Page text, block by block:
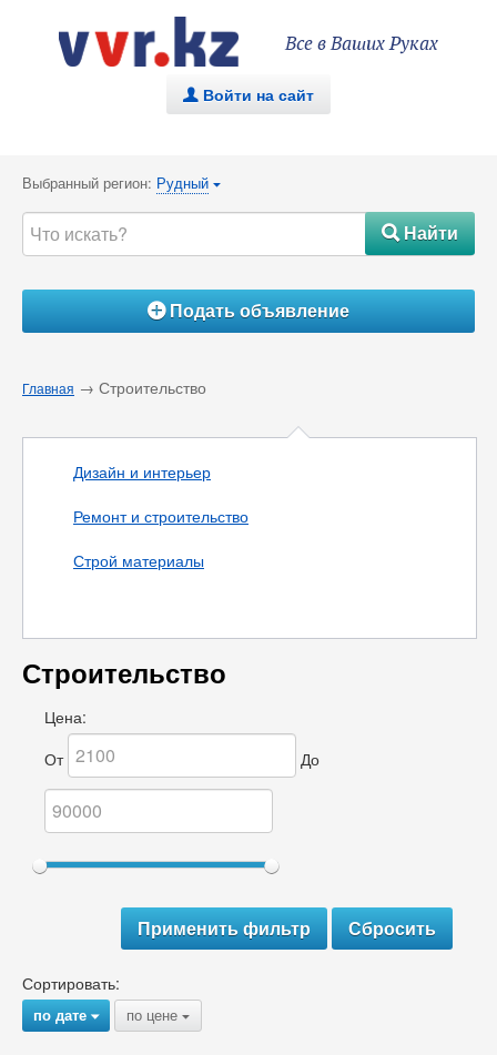
Все в Ваших Руках
. Войти на сайт
Выбранный регион: Рудный {
#Найти
ÁПодать объявление
Главная → Строительство
Дизайн и интерьер
Ремонт и строительство
Строй материалы
Строительство
Цена:
От
До
Сортировать:
по дате{ по цене {